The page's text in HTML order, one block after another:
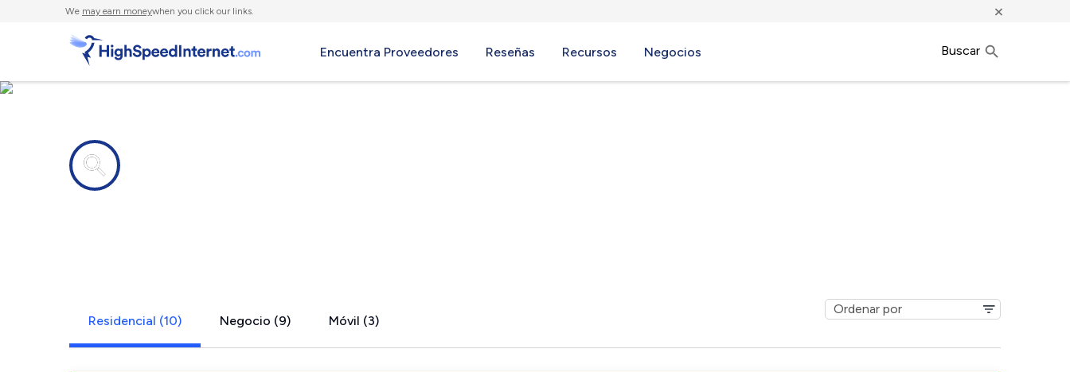
We may earn moneywhen you click our links. ×
Encuentra Proveedores Reseñas Recursos Negocios Buscar
Residencial (10) Negocio (9) Móvil (3)